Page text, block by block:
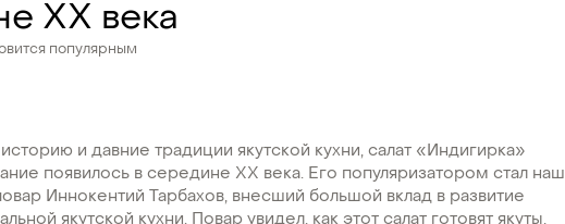
ХХ века
популярным
и давние традиции якутской кухни, салат «Индигирка»
появилось в середине ХХ века. Его популяризатором стал наш
Иннокентий Тарбахов, внесший большой вклад в развитие
якутской кухни. Повар увидел, как этот салат готовят якуты,